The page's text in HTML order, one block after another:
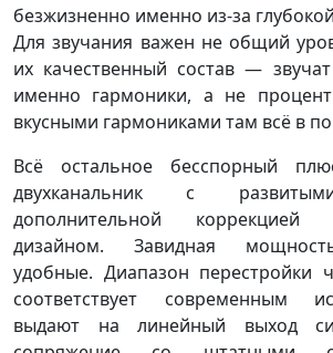
безжизненно именно из-за
Для звучания важен не общий
их качественный состав —
именно гармоники, а не
вкусными гармониками там всё в
Всё остальное бесспорный
двухканальник с
дополнительной
дизайном. Завидная
удобные. Диапазон перестройки
соответствует современным
выдают на линейный выход